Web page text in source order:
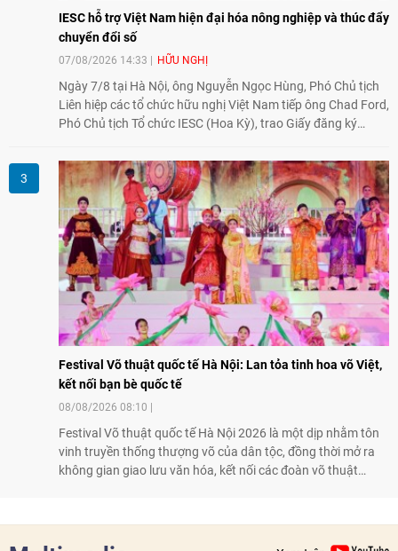
IESC hỗ trợ Việt Nam hiện đại hóa nông nghiệp và thúc đẩy
chuyển đổi số
07/08/2026 14:33 HỮU NGHỊ
Ngày 7/8 tại Hà Nội, ông Nguyễn Ngọc Hùng, Phó Chủ tịch
Liên hiệp các tổ chức hữu nghị Việt Nam tiếp ông Chad Ford,
Phó Chủ tịch Tổ chức IESC (Hoa Kỳ), trao Giấy đăng ký
đổi về định hướng triển khai Dự án "Mở rộng Thương mại
Nông nghiệp và An toàn thực phẩm Hoa Kỳ - Việt Nam",
hướng tới thúc đẩy chuyển đổi số, hiện đại hóa nông nghiệp
và mở rộng hợp tác phát triển giữa hai nước.
Festival Võ thuật quốc tế Hà Nội: Lan tỏa tinh hoa võ Việt,
kết nối bạn bè quốc tế
08/08/2026 08:10
Festival Võ thuật quốc tế Hà Nội 2026 là một dịp nhằm tôn
vinh truyền thống thượng võ của dân tộc, đồng thời mở ra
không gian giao lưu văn hóa, kết nối các đoàn võ thuật